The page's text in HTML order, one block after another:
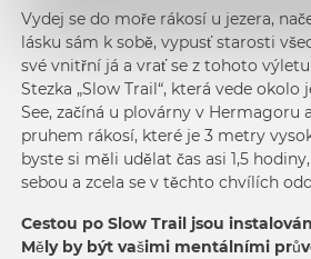
Vydej se do moře rákosí u jezera,
lásku sám k sobě, vypusť starosti
své vnitřní já a vrať se z tohoto
Stezka „Slow Trail“, která vede okolo
See, začíná u plovárny v Hermagoru
pruhem rákosí, které je 3 metry
byste si měli udělat čas asi 1,5
sebou a zcela se v těchto chvílích
Cestou po Slow Trail jsou
Měly by být vašimi mentálními